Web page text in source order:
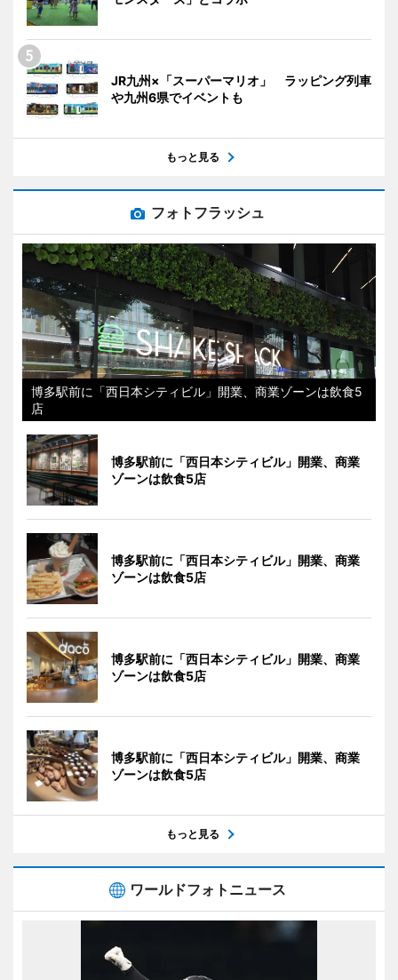
JR九州×「スーパーマリオ」 ラッピング列車
や九州6県でイベントも
もっと見る
フォトフラッシュ
博多駅前に「西日本シティビル」開業、商業ゾーンは飲食5
店
博多駅前に「西日本シティビル」開業、商業
ゾーンは飲食5店
博多駅前に「西日本シティビル」開業、商業
ゾーンは飲食5店
博多駅前に「西日本シティビル」開業、商業
ゾーンは飲食5店
博多駅前に「西日本シティビル」開業、商業
ゾーンは飲食5店
もっと見る
ワールドフォトニュース